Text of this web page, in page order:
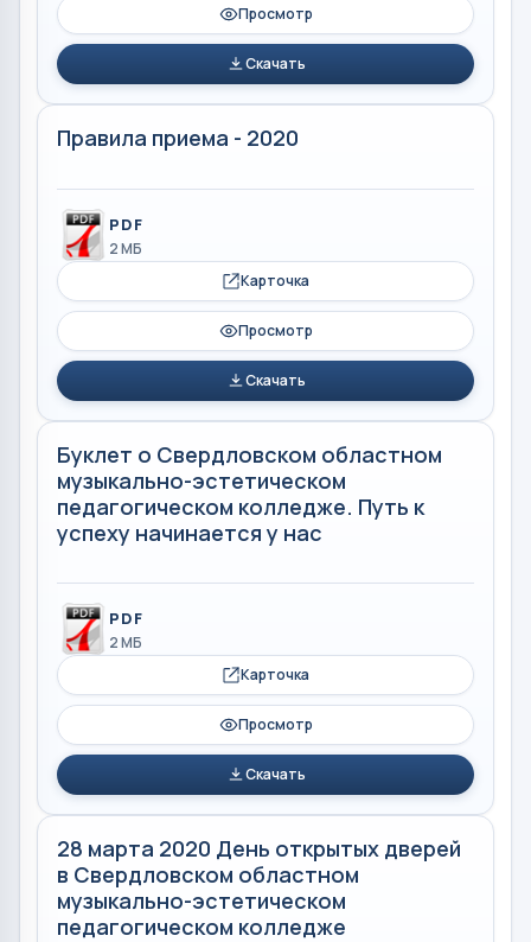
Просмотр
Скачать
Правила приема - 2020
PDF
2 МБ
Карточка
Просмотр
Скачать
Буклет о Свердловском областном
музыкально-эстетическом
педагогическом колледже. Путь к
успеху начинается у нас
PDF
2 МБ
Карточка
Просмотр
Скачать
28 марта 2020 День открытых дверей
в Свердловском областном
музыкально-эстетическом
педагогическом колледже